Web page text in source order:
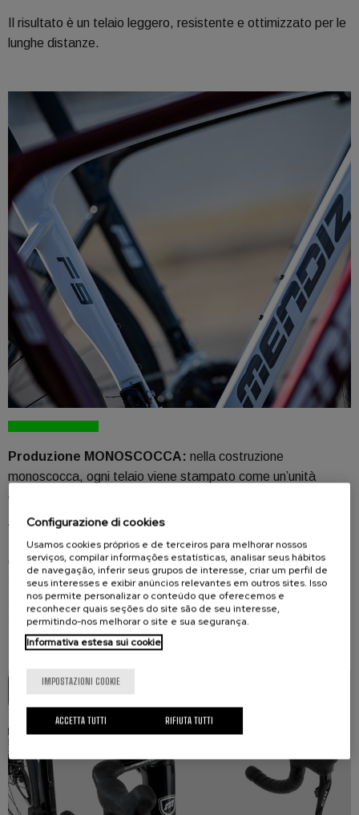
Il risultato è un telaio leggero, resistente e ottimizzato per le
lunghe distanze.
Produzione MONOSCOCCA: nella costruzione
monoscocca, ogni telaio viene stampato come un’unità
completa.
VANTAGGI
Comportamento omogeneo e trasmissione ottimale delle
forze e delle tensioni.
Maggiore controllo sulle prestazioni del telaio.
Maggiore capacità di ottenere pesi più contenuti.
Configurazione di cookies
Usamos cookies próprios e de terceiros para melhorar nossos
serviços, compilar informações estatísticas, analisar seus hábitos
de navegação, inferir seus grupos de interesse, criar um perfil de
seus interesses e exibir anúncios relevantes em outros sites. Isso
nos permite personalizar o conteúdo que oferecemos e
reconhecer quais seções do site são de seu interesse,
permitindo-nos melhorar o site e sua segurança.
Informativa estesa sui cookie
IMPOSTAZIONI COOKIE
RIFIUTA TUTTI
ACCETTA TUTTI